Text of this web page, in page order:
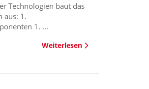
Technologien baut das
aus: 1.
1. ...
Weiterlesen